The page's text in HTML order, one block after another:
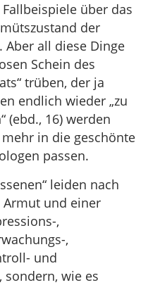
über das
der
Aber all diese Dinge
Schein des
trüben, der ja
endlich wieder „zu
(ebd., 16) werden
in die geschönte
passen.
leiden nach
und einer
,
,
und
wie es